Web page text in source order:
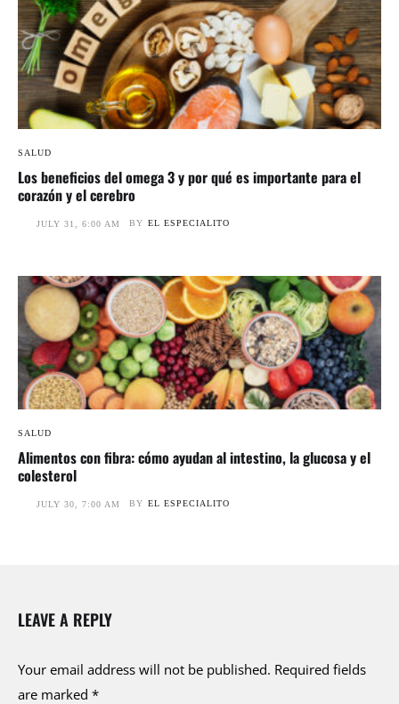
SALUD
Los beneficios del omega 3 y por qué es importante para el
corazón y el cerebro
JULY 31, 6:00 AM BY EL ESPECIALITO
SALUD
Alimentos con fibra: cómo ayudan al intestino, la glucosa y el
colesterol
JULY 30, 7:00 AM BY EL ESPECIALITO
LEAVE A REPLY
Your email address will not be published. Required fields
are marked *